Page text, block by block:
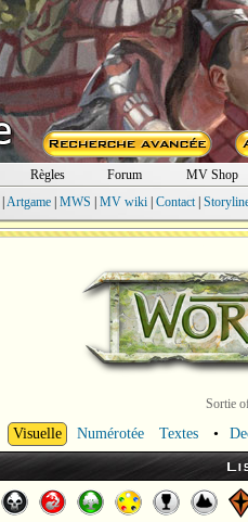
Règles Forum
MV Shop
Artgame| MWS MV wiki| Contact|
Sortie
Visuelle Numérotée Textes •